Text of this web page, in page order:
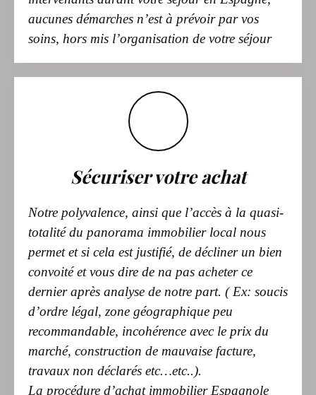
soins, hors mis l’organisation de votre séjour
Sécuriser votre achat
Notre polyvalence, ainsi que l’accès à la quasi-
totalité du panorama immobilier local nous
permet et si cela est justifié, de décliner un bien
convoité et vous dire de na pas acheter ce
dernier après analyse de notre part. ( Ex: soucis
d’ordre légal, zone géographique peu
recommandable, incohérence avec le prix du
marché, construction de mauvaise facture,
travaux non déclarés etc…etc..).
La procédure d’achat immobilier Espagnole
étant différente de celle connue dans les pays